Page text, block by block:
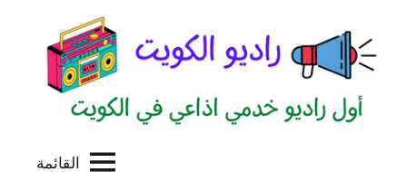
المحتوى
القائمة